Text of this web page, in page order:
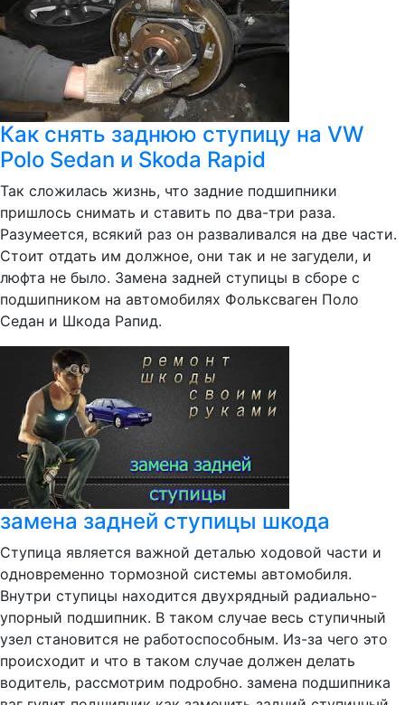
Как снять заднюю ступицу на VW
Polo Sedan и Skoda Rapid
Так сложилась жизнь, что задние подшипники
пришлось снимать и ставить по два-три раза.
Разумеется, всякий раз он разваливался на две части.
Стоит отдать им должное, они так и не загудели, и
люфта не было. Замена задней ступицы в сборе с
подшипником на автомобилях Фольксваген Поло
Седан и Шкода Рапид.
замена задней ступицы шкода
Ступица является важной деталью ходовой части и
одновременно тормозной системы автомобиля.
Внутри ступицы находится двухрядный радиально-
упорный подшипник. В таком случае весь ступичный
узел становится не работоспособным. Из-за чего это
происходит и что в таком случае должен делать
водитель, рассмотрим подробно. замена подшипника